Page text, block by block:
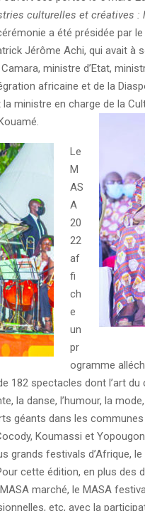
culturelles et créatives :
a été présidée par
Jérôme Achi, qui avait à
ministre d’Etat,
africaine et de la
ministre en charge de la
Le
M
AS
A
20
22
af
fi
ch
e
un
pr
ogramme
182 spectacles dont l’art du
la danse, l’humour, la
géants dans les
Koumassi et
grands festivals d’Afrique,
cette édition, en plus des
marché, le MASA
etc, avec la